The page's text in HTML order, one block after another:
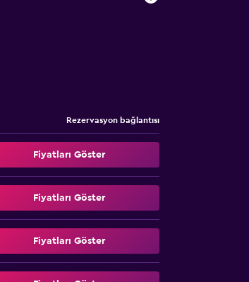
Rezervasyon bağlantısı
Fiyatları Göster
Fiyatları Göster
Fiyatları Göster